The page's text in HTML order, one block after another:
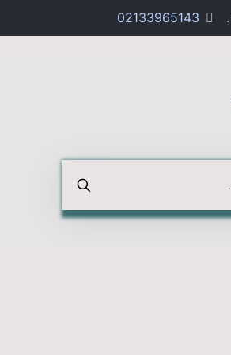
02133965143